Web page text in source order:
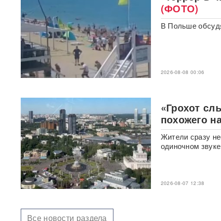
терпение»: Россия взяла под
контроль Черное море
«93 метра под землей»:
Зеленского спрятали в
бункер после мощного удара
по Киеву
друг Усольцевых получил от
них загадочное послание
«Работа не прекращается ни
на минуту»: Sky News
показал подземный завод
дронов на Украине, где
выпускают 200 БПЛА в сутки
Масштабный сбой интернета
сайты и приложения
(ФОТО)
В Польше
2026-08-08 00:06
«Грохот
похожего
Жители сразу
одиночном
2026-08-07 12:38
Все новости раздела